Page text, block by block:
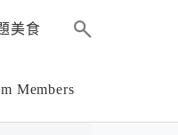
美食
Members